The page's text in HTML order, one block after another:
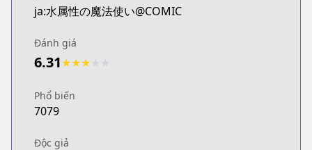
Book☆Walker
Official English
Official English
ja:水属性の魔法使い@COMIC
Đánh giá
6.31★★★
Phổ biến
7079
Độc giả